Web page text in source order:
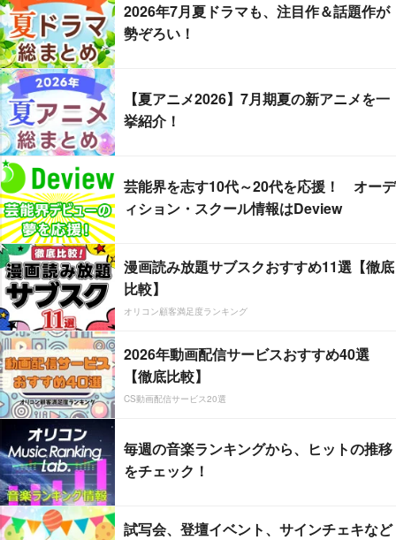
2026年7月夏ドラマも、注目作＆話題作が
勢ぞろい！
【夏アニメ2026】7月期夏の新アニメを一
挙紹介！
芸能界を志す10代～20代を応援！ オーデ
ィション・スクール情報はDeview
漫画読み放題サブスクおすすめ11選【徹底
比較】
オリコン顧客満足度ランキング
2026年動画配信サービスおすすめ40選
【徹底比較】
CS動画配信サービス20選
毎週の音楽ランキングから、ヒットの推移
をチェック！
試写会、登壇イベント、サインチェキなど